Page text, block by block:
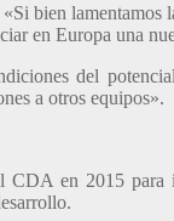
bien
en Europa una
del
a otros equipos».
en 2015 para